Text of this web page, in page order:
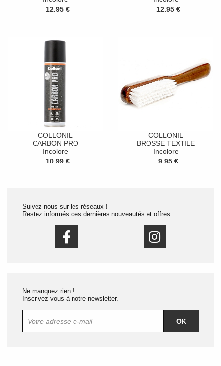
12.95 €
12.95 €
COLLONIL
CARBON PRO
Incolore
10.99 €
COLLONIL
BROSSE TEXTILE
Incolore
9.95 €
Suivez nous sur les réseaux !
Restez informés des dernières nouveautés et offres.
Ne manquez rien !
Inscrivez-vous à notre newsletter.
OK